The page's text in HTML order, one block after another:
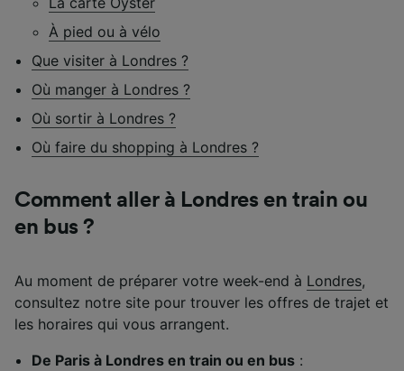
À pied ou à vélo
Que visiter à Londres ?
Où manger à Londres ?
Où sortir à Londres ?
Où faire du shopping à Londres ?
Comment aller à Londres en train ou
en bus ?
Au moment de préparer votre week-end à Londres,
consultez notre site pour trouver les offres de trajet et
les horaires qui vous arrangent.
De Paris à Londres en train ou en bus :